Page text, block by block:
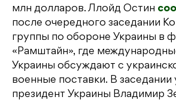
млн долларов. Ллойд Остин
после очередного заседании
группы по обороне Украины в
«Рамштайн», где
Украины обсуждают с
военные поставки. В заседании
президент Украины Владимир